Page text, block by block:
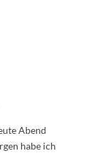
Abend
habe ich